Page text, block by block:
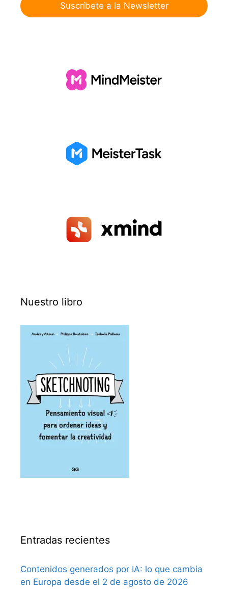
Suscríbete a la Newsletter
Nuestro libro
Entradas recientes
Contenidos generados por IA: lo que cambia
en Europa desde el 2 de agosto de 2026